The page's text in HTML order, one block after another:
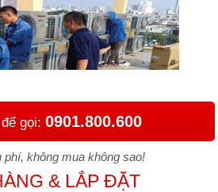
gọi: 0901.800.600
phí, không mua không sao!
& LẮP ĐẶT